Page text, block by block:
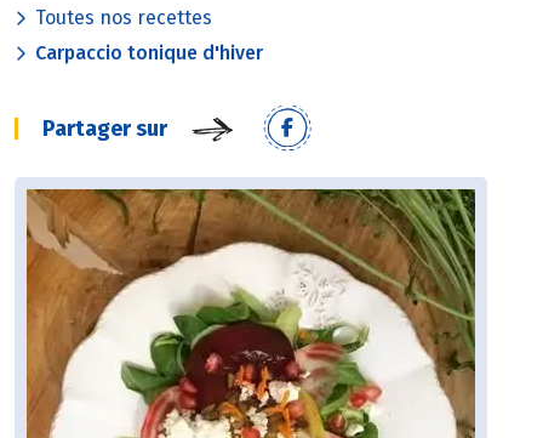
Toutes nos recettes
Carpaccio tonique d'hiver
Partager sur